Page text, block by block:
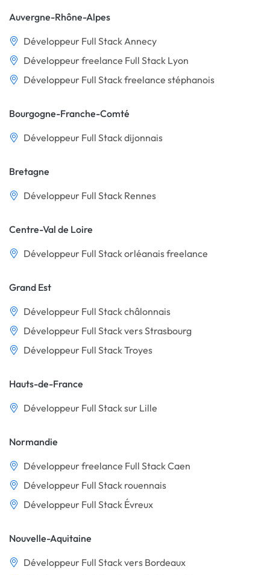
Auvergne-Rhône-Alpes
Développeur Full Stack Annecy
Développeur freelance Full Stack Lyon
Développeur Full Stack freelance stéphanois
Bourgogne-Franche-Comté
Développeur Full Stack dijonnais
Bretagne
Développeur Full Stack Rennes
Centre-Val de Loire
Développeur Full Stack orléanais freelance
Grand Est
Développeur Full Stack châlonnais
Développeur Full Stack vers Strasbourg
Développeur Full Stack Troyes
Hauts-de-France
Développeur Full Stack sur Lille
Normandie
Développeur freelance Full Stack Caen
Développeur Full Stack rouennais
Développeur Full Stack Évreux
Nouvelle-Aquitaine
Développeur Full Stack vers Bordeaux